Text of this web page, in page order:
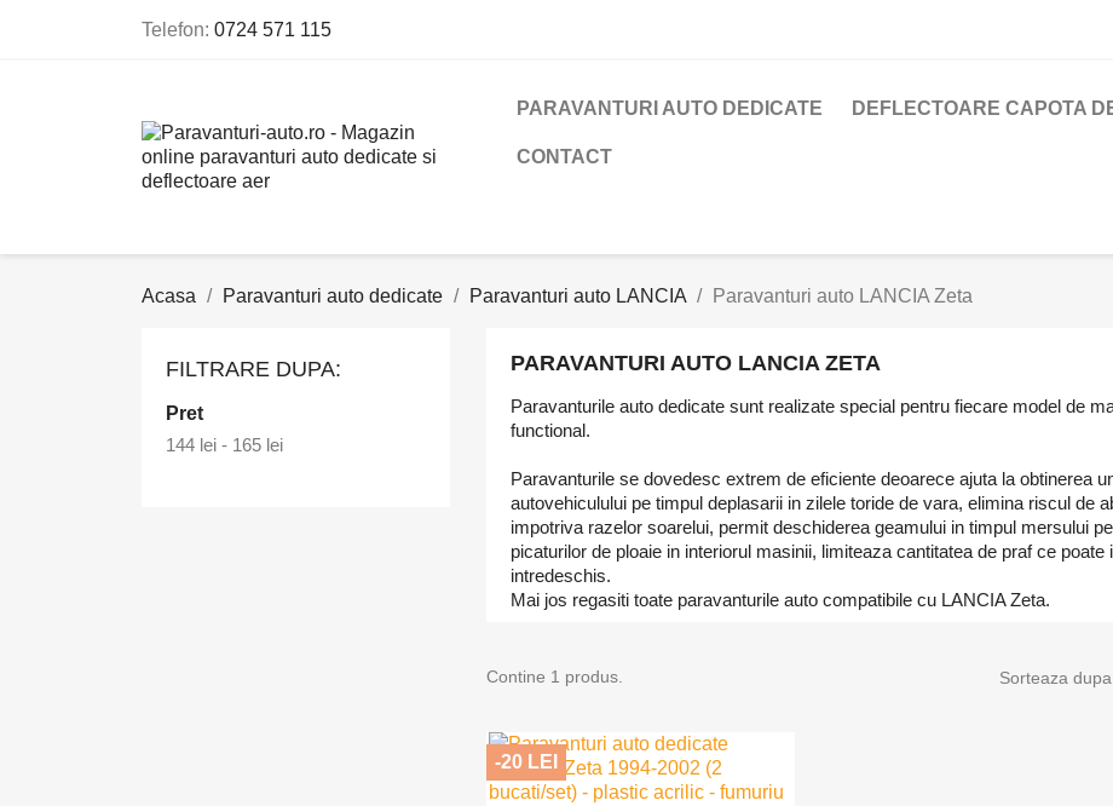
Telefon: 0724 571 115
PARAVANTURI AUTO DEDICATE DEFLECTOARE CAPOTA
CONTACT
Acasa Paravanturi auto dedicate Paravanturi auto LANCIA Paravanturi auto LANCIA Zeta
FILTRARE DUPA:
Pret
144 lei - 165 lei
PARAVANTURI AUTO LANCIA ZETA
Paravanturile auto dedicate sunt realizate special pentru fiecare model de
functional.
Paravanturile se dovedesc extrem de eficiente deoarece ajuta la obtinerea
autovehiculului pe timpul deplasarii in zilele toride de vara, elimina riscul de
impotriva razelor soarelui, permit deschiderea geamului in timpul mersului
picaturilor de ploaie in interiorul masinii, limiteaza cantitatea de praf ce
intredeschis.
Mai jos regasiti toate paravanturile auto compatibile cu LANCIA Zeta.
Contine 1 produs. Sorteaza
-20 LEI